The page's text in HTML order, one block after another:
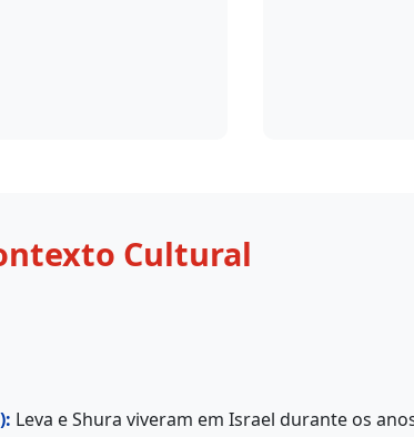
Cultural
Leva e Shura viveram em Israel durante os